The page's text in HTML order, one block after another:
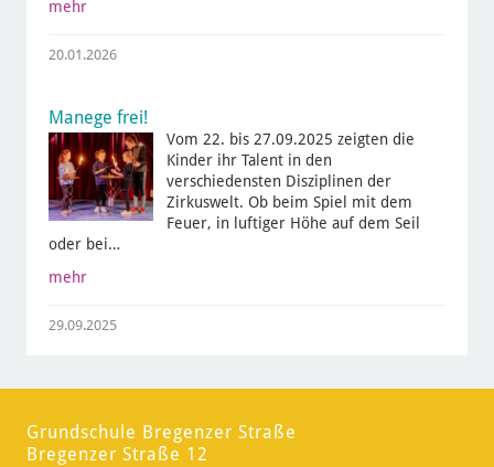
mehr
20.01.2026
Manege frei!
Vom 22. bis 27.09.2025 zeigten die
Kinder ihr Talent in den
verschiedensten Disziplinen der
Zirkuswelt. Ob beim Spiel mit dem
Feuer, in luftiger Höhe auf dem Seil
oder bei…
mehr
29.09.2025
Grundschule Bregenzer Straße
Bregenzer Straße 12